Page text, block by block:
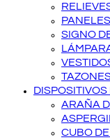
SIGNO
ARAÑA
CUBO